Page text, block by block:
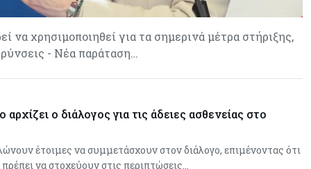
Μόλις 141 από τα 728 ξενοδοχεία
είναι αδειοδοτημένα -
Παρεμβάσεις ζητά ο ΠΑΣΥΞΕ
αναδιάρθρωση των Υπηρεσιών
Κύπρος
να χρησιμοποιηθεί για τα σημερινά μέτρα στήριξης,
- Νέα παράταση…
ο διάλογος για τις άδειες ασθενείας στο
έτοιμες να συμμετάσχουν στον διάλογο, επιμένοντας ότι
πρέπει να στοχεύουν στις περιπτώσεις…